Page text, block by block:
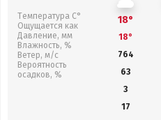
Температура С°
Ощущается как
Давление, мм
Влажность, %
Ветер, м/с
Вероятность
осадков, %
18°
18°
764
63
3
17